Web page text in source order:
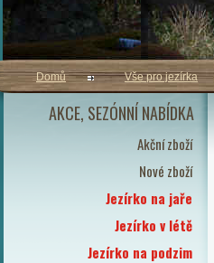
AKCE, SEZÓNNÍ NABÍDKA
Akční zboží
Nové zboží
Jezírko na jaře
Jezírko v létě
Jezírko na podzim
Domů Vše pro jezírka